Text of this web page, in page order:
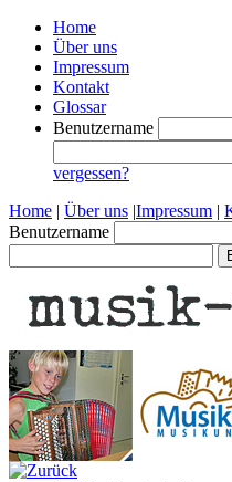
Home
Über uns
Impressum
Kontakt
Glossar
Benutzername
vergessen?
Home | Über uns |Impressum |
Benutzername